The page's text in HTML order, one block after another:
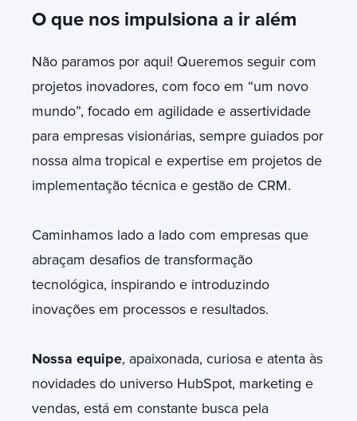
O que nos impulsiona a ir além
Não paramos por aqui! Queremos seguir com
projetos inovadores, com foco em “um novo
mundo”, focado em agilidade e assertividade
para empresas visionárias, sempre guiados por
nossa alma tropical e expertise em projetos de
implementação técnica e gestão de CRM.
Caminhamos lado a lado com empresas que
abraçam desafios de transformação
tecnológica, inspirando e introduzindo
inovações em processos e resultados.
Nossa equipe, apaixonada, curiosa e atenta às
novidades do universo HubSpot, marketing e
vendas, está em constante busca pela